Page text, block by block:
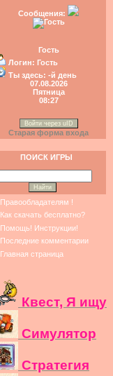
Сообщения:
Гость
Логин: Гость
Ты здесь: -й день
07.08.2026
Пятница
08:27
Войти через uID
Старая форма входа
ПОИСК ИГРЫ
Правообладателям !
Как скачать бесплатно?
Помощь! Инструкции!
Последние комментарии
Главная страница
Квест, Я ищу
Симулятор
Стратегия